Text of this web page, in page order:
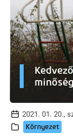
2021. 01. 20.,
Környezet